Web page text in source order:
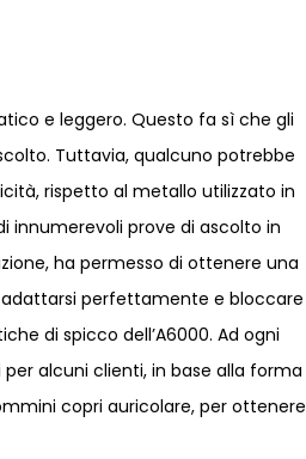
e leggero. Questo fa sì che gli
Tuttavia, qualcuno potrebbe
rispetto al metallo utilizzato in
innumerevoli prove di ascolto in
ha permesso di ottenere una
perfettamente e bloccare
di spicco dell’A6000. Ad ogni
alcuni clienti, in base alla forma
copri auricolare, per ottenere